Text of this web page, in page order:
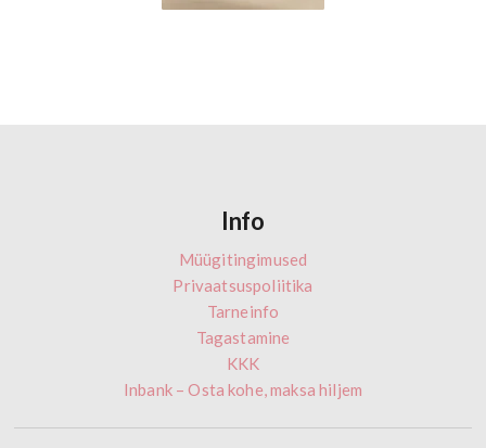
Info
Müügitingimused
Privaatsuspoliitika
Tarneinfo
Tagastamine
KKK
Inbank – Osta kohe, maksa hiljem